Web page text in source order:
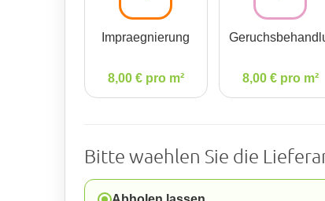
Impraegnierung
8,00 € pro m² 8,00 € pro m²
Bitte waehlen Sie die